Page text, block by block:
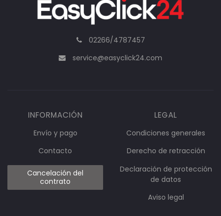
02266/4787457
service@easyclick24.com
INFORMACIÓN
Envío y pago
Contacto
Cancelación del
contrato
LEGAL
Condiciones generales
Derecho de retracción
Declaración de protección
de datos
Aviso legal